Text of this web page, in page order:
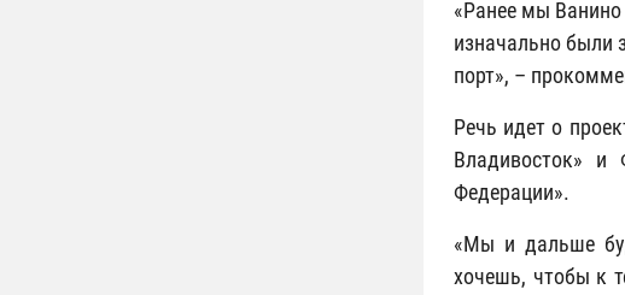
«Ранее мы
изначально были
порт», –
Речь идет о
Владивосток» и
Федерации».
«Мы и дальше
хочешь, чтобы к